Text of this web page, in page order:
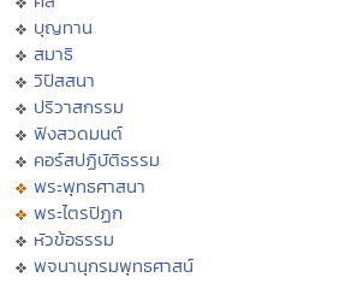
บุญทาน
สมาธิ
วิปัสสนา
ปริวาสกรรม
ฟังสวดมนต์
คอร์สปฏิบัติธรรม
พระพุทธศาสนา
พระไตรปิฏก
หัวข้อธรรม
พจนานุกรมพุทธศาสน์